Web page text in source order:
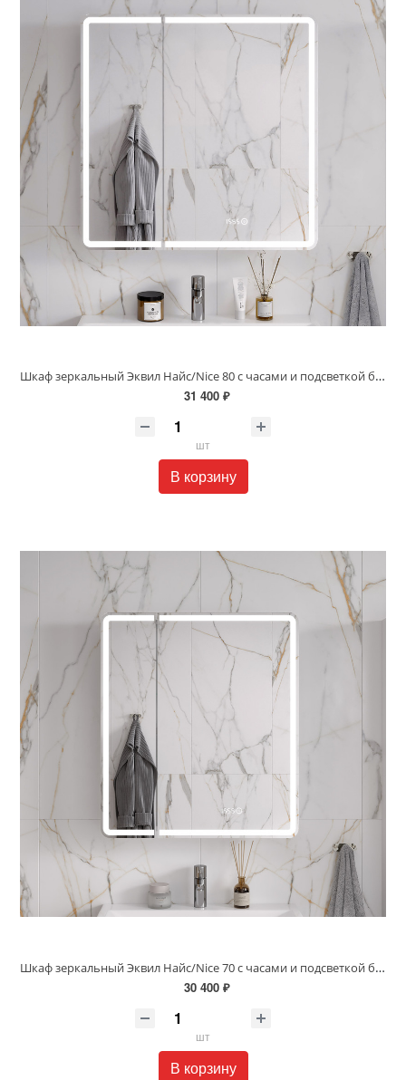
Шкаф зеркальный Эквил Найс/Nice 80 с часами и подсветкой белый szNICE80
31 400 ₽
шт
В корзину
Шкаф зеркальный Эквил Найс/Nice 70 с часами и подсветкой белый szNICE70
30 400 ₽
шт
В корзину